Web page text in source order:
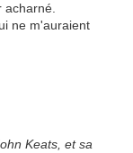
ne m'auraient
Keats, et sa